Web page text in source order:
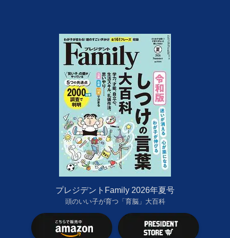
プレジデントFamily 2026年夏号
頭のいい子が育つ「育脳」大百科